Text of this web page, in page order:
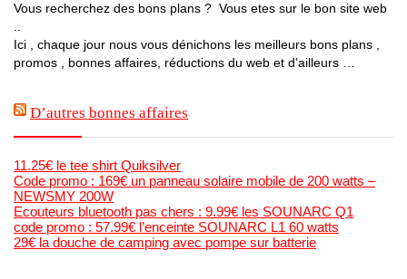
Vous recherchez des bons plans ? Vous etes sur le bon site web
Ici , chaque jour nous vous dénichons les meilleurs bons plans ,
promos , bonnes affaires, réductions du web et d’ailleurs …
D’autres bonnes affaires
11.25€ le tee shirt Quiksilver
Code promo : 169€ un panneau solaire mobile de 200 watts –
NEWSMY 200W
Ecouteurs bluetooth pas chers : 9.99€ les SOUNARC Q1
code promo : 57.99€ l’enceinte SOUNARC L1 60 watts
29€ la douche de camping avec pompe sur batterie